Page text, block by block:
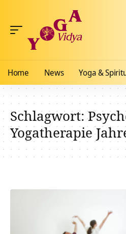
Home News Yoga &
Schlagwort:
Yogatherapie